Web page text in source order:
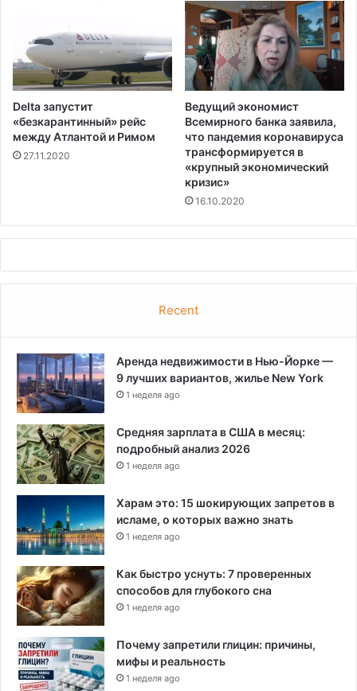
Delta запустит
«безкарантинный» рейс
между Атлантой и Римом
27.11.2020
Ведущий экономист
Всемирного банка заявила,
что пандемия коронавируса
трансформируется в
«крупный экономический
кризис»
16.10.2020
Recent
Аренда недвижимости в Нью-Йорке —
9 лучших вариантов, жилье New York
1 неделя ago
Средняя зарплата в США в месяц:
подробный анализ 2026
1 неделя ago
Харам это: 15 шокирующих запретов в
исламе, о которых важно знать
1 неделя ago
Как быстро уснуть: 7 проверенных
способов для глубокого сна
1 неделя ago
Почему запретили глицин: причины,
мифы и реальность
1 неделя ago